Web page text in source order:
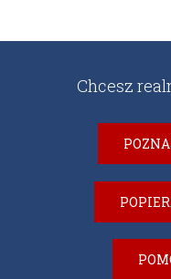
Chcesz